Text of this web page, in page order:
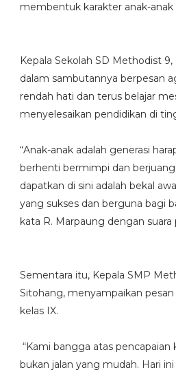
membentuk karakter anak-anak
Kepala Sekolah SD Methodist
dalam sambutannya berpesan
rendah hati dan terus belajar
menyelesaikan pendidikan di
“Anak-anak adalah generasi
berhenti bermimpi dan
dapatkan di sini adalah bekal
yang sukses dan berguna bagi
kata R. Marpaung dengan
Sementara itu, Kepala SMP
Sitohang, menyampaikan pesan
kelas IX.
“Kami bangga atas pencapaian
bukan jalan yang mudah. Hari